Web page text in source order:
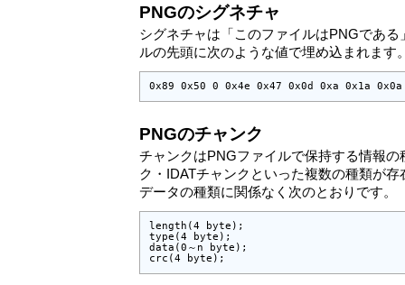
PNGのシグネチャ
シグネチャは「このファイルはPNGであ
ルの先頭に次のような値で埋め込まれます
0x89 0x50 0 0x4e 0x47 0x0d 0xa 0x1a 0x0a
PNGのチャンク
チャンクはPNGファイルで保持する情報
ク・IDATチャンクといった複数の種類が
データの種類に関係なく次のとおりです。
length(4 byte);
type(4 byte);
data(0～n byte);
crc(4 byte);